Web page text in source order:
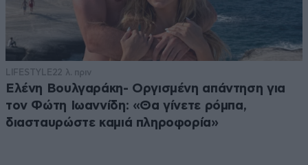
LIFESTYLE22 λ. πριν
Ελένη Βουλγαράκη- Οργισμένη απάντηση για
τον Φώτη Ιωαννίδη: «Θα γίνετε ρόμπα,
διασταυρώστε καμιά πληροφορία»